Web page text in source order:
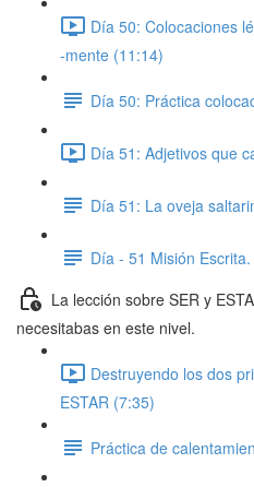
Día 50: Colocaciones
-mente (11:14)
Día 50: Práctica
Día 51: Adjetivos que
Día 51: La oveja
Día - 51 Misión Escrita.
La lección sobre SER y
necesitabas en este nivel.
Destruyendo los dos
ESTAR (7:35)
Práctica de